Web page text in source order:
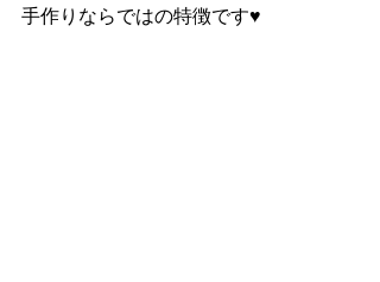
手作りならではの特徴です♥